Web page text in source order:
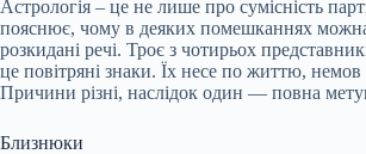
Астрологія – це не лише про сумісність
пояснює, чому в деяких помешканнях
розкидані речі. Троє з чотирьох
це повітряні знаки. Їх несе по життю, немов
Причини різні, наслідок один — повна
Близнюки